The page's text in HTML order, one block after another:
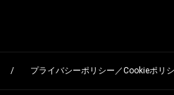
プライバシーポリシー／Cookieポリ